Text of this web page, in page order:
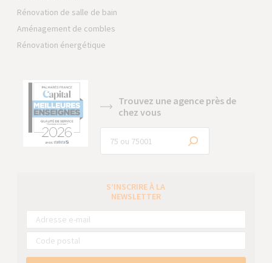
Rénovation de salle de bain
Aménagement de combles
Rénovation énergétique
Trouvez une agence près de
chez vous
S’INSCRIRE À LA
NEWSLETTER